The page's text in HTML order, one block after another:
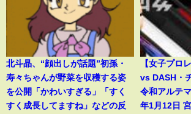
北斗晶、“顔出しが話題”初孫・
寿々ちゃんが野菜を収穫する姿
を公開「かわいすぎる」「すく
すく成長してますね」などの反
【女子プロ
vs DASH・
令和アルテ
年1月12日